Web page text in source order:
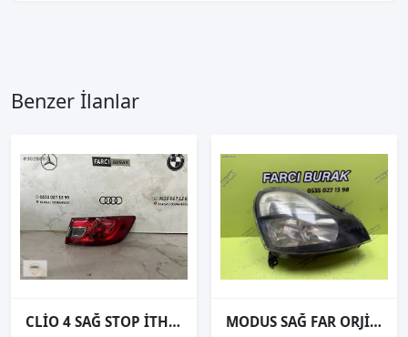
Benzer İlanlar
CLİO 4 SAĞ STOP İTHAL MODUS SAĞ FAR ORJİNAL 2008-2010